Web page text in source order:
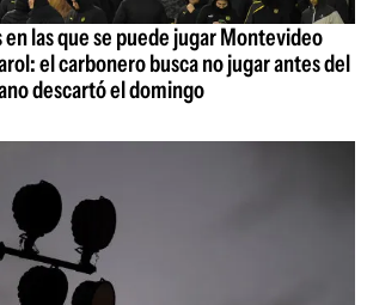
en las que se puede jugar Montevideo
el carbonero busca no jugar antes del
descartó el domingo